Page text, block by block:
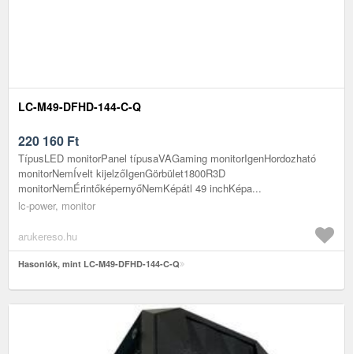
LC-M49-DFHD-144-C-Q
220 160 Ft
TípusLED monitorPanel típusaVAGaming monitorIgenHordozható
monitorNemÍvelt kijelzőIgenGörbület1800R3D
monitorNemÉrintőképernyőNemKépátl 49 inchKépa...
lc-power, monitor
arukereso.hu
Hasonlók, mint LC-M49-DFHD-144-C-Q